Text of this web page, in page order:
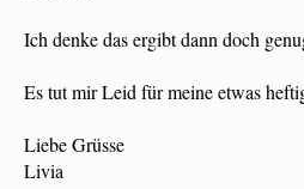
Ich denke das ergibt dann doch
Es tut mir Leid für meine etwas
Liebe Grüsse
Livia